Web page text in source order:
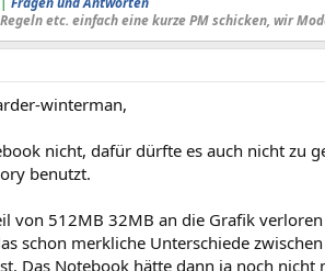
etc. einfach eine kurze PM schicken, wir
winterman,
nicht, dafür dürfte es auch nicht zu
benutzt.
von 512MB 32MB an die Grafik
schon merkliche Unterschiede
Das Notebook hätte dann ja noch nicht